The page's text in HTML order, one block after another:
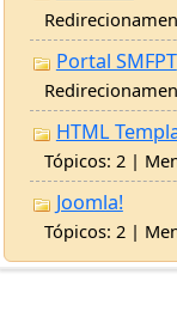
HTML
Tópicos: 2 |
Joomla!
Tópicos: 2 |